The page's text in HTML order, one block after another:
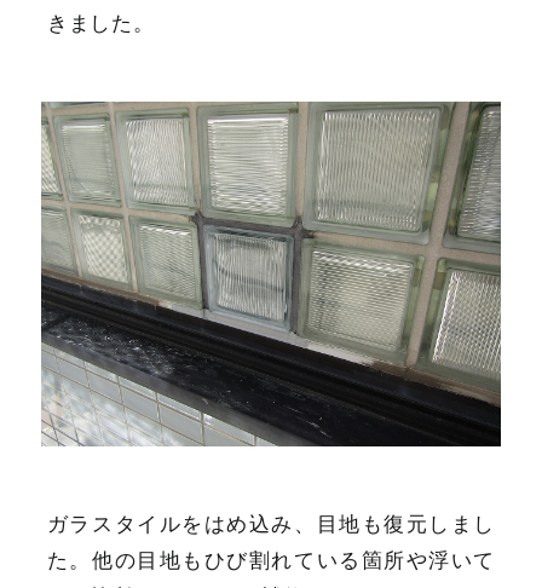
きました。
ガラスタイルをはめ込み、目地も復元しまし
た。他の目地もひび割れている箇所や浮いて